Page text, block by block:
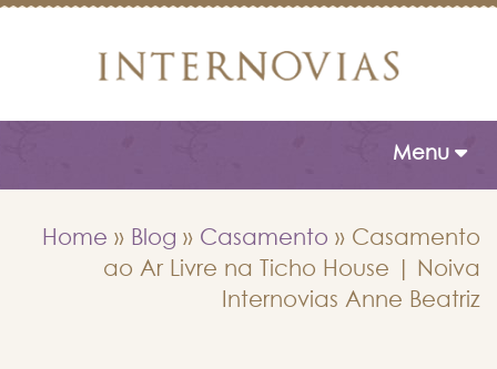
Toggle
Menu
Home » Blog » Casamento » Casamento
ao Ar Livre na Ticho House | Noiva
Internovias Anne Beatriz